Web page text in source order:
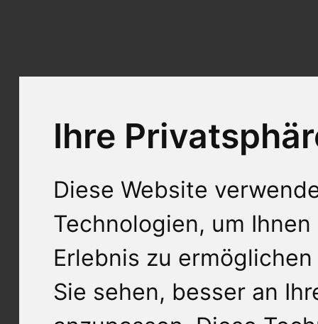
Ihre
Diese Website
Technologien, um
Erlebnis zu
Sie sehen, besser an